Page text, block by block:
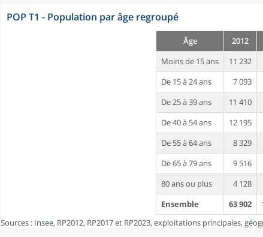
POP T1 - Population par âge regroupé
Âge 2012
Moins de 15 ans
11 232
De 15 à 24 ans
7 093
De 25 à 39 ans
11 410
De 40 à 54 ans
12 195
De 55 à 64 ans
8 329
De 65 à 79 ans
9 516
80 ans ou plus
4 128
Ensemble
63 902
Sources : Insee, RP2012, RP2017 et RP2023, exploitations principales,